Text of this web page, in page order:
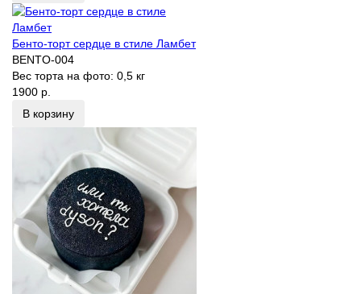
Бенто-торт сердце в стиле Ламбет
BENTO-004
Вес торта на фото: 0,5 кг
1900 р.
В корзину